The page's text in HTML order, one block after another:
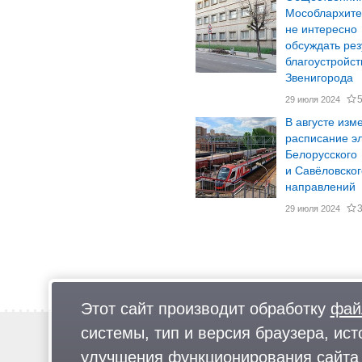
не интересно
обсуждать
Звенигорода
29 июля 2024 5
В августе
расписание
Белорусского
и
направлений
29 июля 2024 3
Новости
Предложи новость
Этот сайт производит обработку
системы, тип и версия браузера,
улучшения функционирования